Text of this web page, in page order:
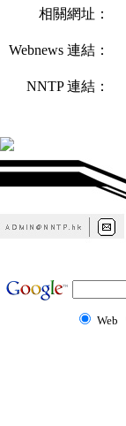
相關網址：
Webnews 連結：
NNTP 連結：
Web